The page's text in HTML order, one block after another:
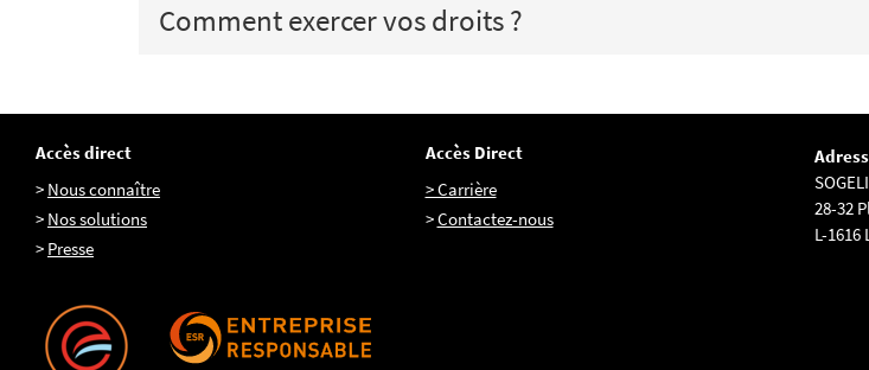
Comment exercer vos droits ?
Accès direct
> Nous connaître
> Nos solutions
> Presse
Accès Direct
> Carrière
>Contactez-nous
28-32
L-